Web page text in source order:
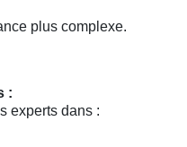
plus complexe.
:
experts dans :